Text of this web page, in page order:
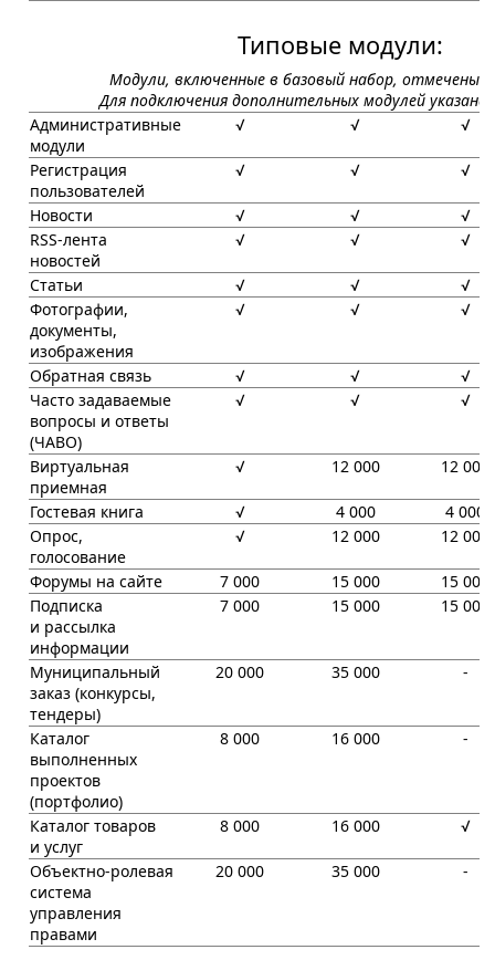
Типовые модули:
Модули, включенные в базовый набор, отмечены
Для подключения дополнительных модулей
Административные
модули
√ √ √
Регистрация
пользователей
√ √ √
Новости √ √
√
RSS-лента
новостей
√ √ √
Статьи √ √
√
Фотографии,
документы,
изображения
√ √ √
Обратная связь √ √
√
Часто задаваемые
вопросы и ответы
(ЧАВО)
√ √ √
Виртуальная
приемная
√ 12 000 12 000
Гостевая книга √ 4 000
4 000
Опрос,
голосование
√ 12 000 12 000
Форумы на сайте 7 000 15 000
15 000
Подписка
и рассылка
информации
7 000 15 000 15 000
Муниципальный
заказ (конкурсы,
тендеры)
20 000 35 000 -
Каталог
выполненных
проектов
(портфолио)
8 000 16 000 -
Каталог товаров
и услуг
8 000 16 000 √
Объектно-ролевая
система
управления
правами
20 000 35 000 -